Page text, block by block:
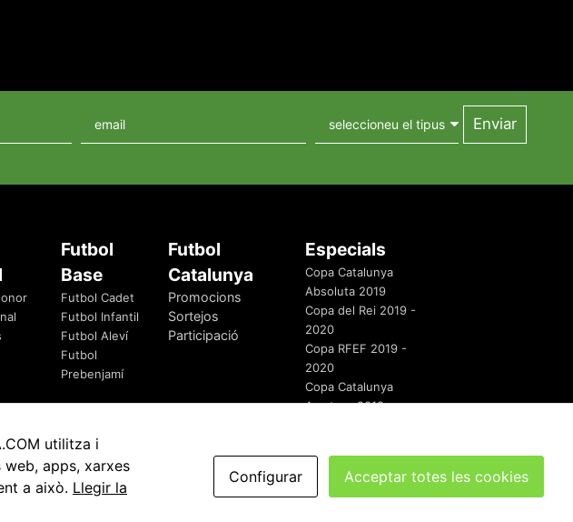
Futbol
Base
Futbol Cadet
Futbol Infantil
Futbol Aleví
Futbol
Prebenjamí
Futbol
Catalunya
Promocions
Sortejos
Participació
Especials
Copa Catalunya
Absoluta 2019
Copa del Rei 2019 -
2020
Copa RFEF 2019 -
2020
Copa Catalunya
Amateur 2019
Política de Cookies redaccio@futbolcatalunya.com
utilitza i
apps, xarxes
a això. Llegir la
Configurar Acceptar totes les cookies